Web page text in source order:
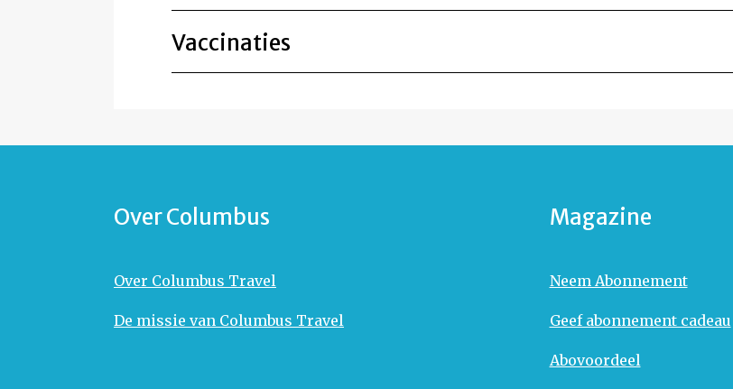
Vaccinaties
Over Columbus
Over Columbus Travel
De missie van Columbus Travel
Magazine
Neem Abonnement
Geef abonnement cadeau
Abovoordeel